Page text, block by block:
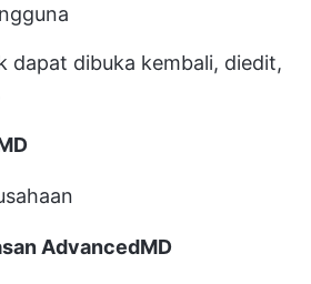
dapat dibuka kembali, diedit,
AdvancedMD